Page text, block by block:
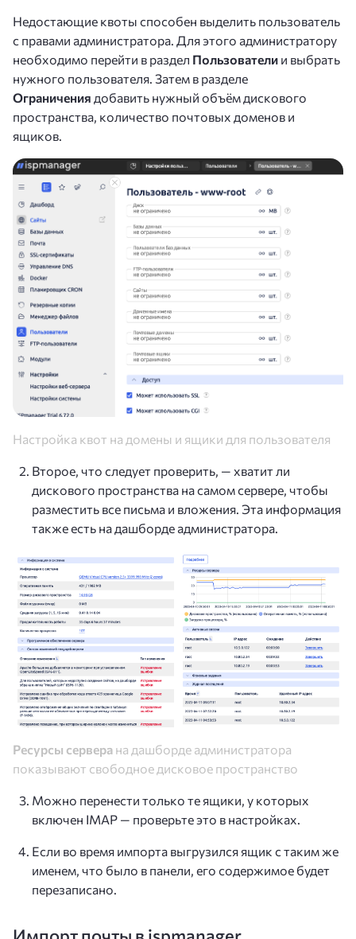
Недостающие квоты способен выделить пользователь
с правами администратора. Для этого администратору
необходимо перейти в раздел Пользователи и выбрать
нужного пользователя. Затем в разделе
Ограничения добавить нужный объём дискового
пространства, количество почтовых доменов и
ящиков.
Настройка квот на домены и ящики для пользователя
Второе, что следует проверить, — хватит ли
дискового пространства на самом сервере, чтобы
разместить все письма и вложения. Эта информация
также есть на дашборде администратора.
Ресурсы сервера на дашборде администратора
показывают свободное дисковое пространство
Можно перенести только те ящики, у которых
включен IMAP — проверьте это в настройках.
Если во время импорта выгрузился ящик с таким же
именем, что было в панели, его содержимое будет
перезаписано.